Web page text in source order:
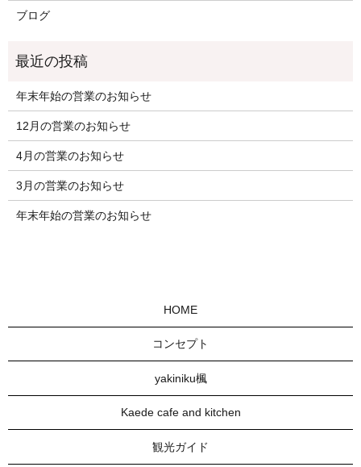
ブログ
年末年始の営業のお知らせ
12月の営業のお知らせ
4月の営業のお知らせ
3月の営業のお知らせ
年末年始の営業のお知らせ
HOME
コンセプト
yakiniku楓
Kaede cafe and kitchen
観光ガイド